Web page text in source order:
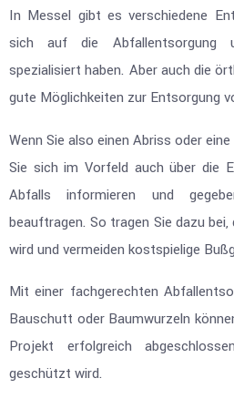
In Messel gibt es verschiedene
sich auf die Abfallentsorgung
spezialisiert haben. Aber auch die
gute Möglichkeiten zur Entsorgung
Wenn Sie also einen Abriss oder
Sie sich im Vorfeld auch über die
Abfalls informieren und
beauftragen. So tragen Sie dazu
wird und vermeiden kostspielige
Mit einer fachgerechten
Bauschutt oder Baumwurzeln
Projekt erfolgreich
geschützt wird.